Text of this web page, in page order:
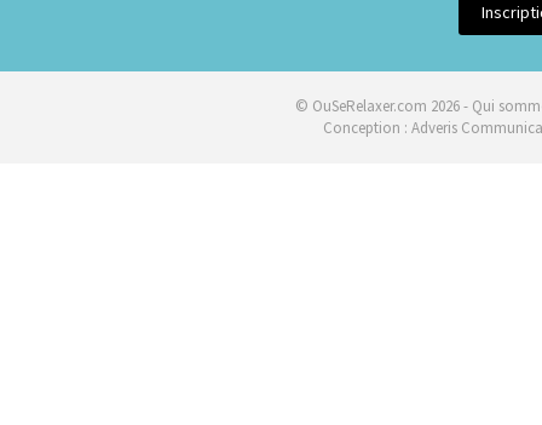
© OuSeRelaxer.com 2026 - Qui
Conception : Adveris